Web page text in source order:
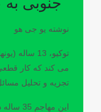
نوشته یو جی هو
توکیو، 13
تجزیه و تحلیل
این مهاجم 35 ساله دوشنبه معتقد است که اعصاب بود.